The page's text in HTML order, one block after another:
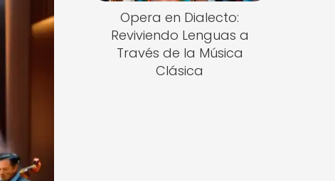
Opera en Dialecto:
Reviviendo Lenguas a
Través de la Música
Clásica